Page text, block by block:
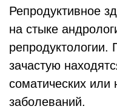
Репродуктивное
на стыке
зачастую
соматических или
заболеваний.